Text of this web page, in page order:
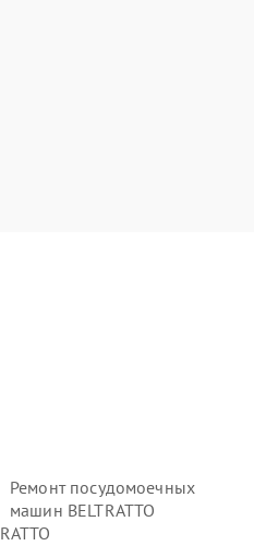
Ремонт посудомоечных
машин BELTRATTO